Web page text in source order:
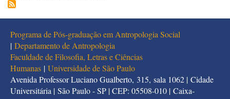
Programa de Pós-graduação em Antropologia Social
| Departamento de Antropologia
Faculdade de Filosofia, Letras e Ciências
Humanas | Universidade de São Paulo
Avenida Professor Luciano Gualberto, 315, sala 1062 | Cidade
Universitária | São Paulo - SP | CEP: 05508-010 | Caixa-